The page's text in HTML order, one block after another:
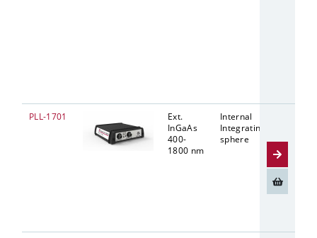
PLL-1701
Ext.
InGaAs
400-
1800 nm
Internal
Integrating
sphere